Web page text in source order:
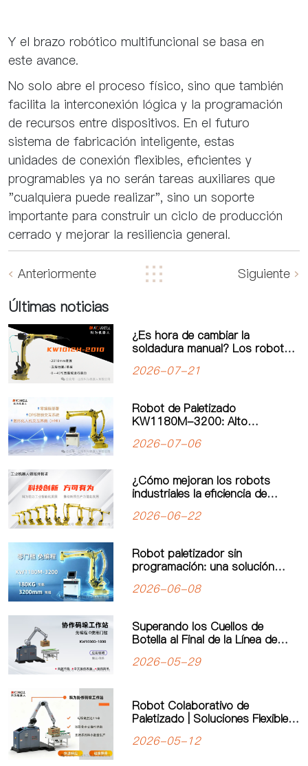
Y el brazo robótico multifuncional se basa en
este avance.
No solo abre el proceso físico, sino que también
facilita la interconexión lógica y la programación
de recursos entre dispositivos. En el futuro
sistema de fabricación inteligente, estas
unidades de conexión flexibles, eficientes y
programables ya no serán tareas auxiliares que
"cualquiera puede realizar", sino un soporte
importante para construir un ciclo de producción
cerrado y mejorar la resiliencia general.
Anteriormente Siguiente
Últimas noticias
¿Es hora de cambiar la
soldadura manual? Los robots
nueva era de automatización
2026-07-21
Robot de Paletizado
KW1180M-3200: Alto
Simplificada para un Nuevo
Carga Pesada
2026-07-06
¿Cómo mejoran los robots
industriales la eficiencia de
automatización industrial
2026-06-22
Robot paletizador sin
programación: una solución
eficiencia de producción
2026-06-08
Superando los Cuellos de
Botella al Final de la Línea de
Paletizador Colaborativo de
2026-05-29
Robot Colaborativo de
Paletizado | Soluciones Flexibles
Robotics
2026-05-12